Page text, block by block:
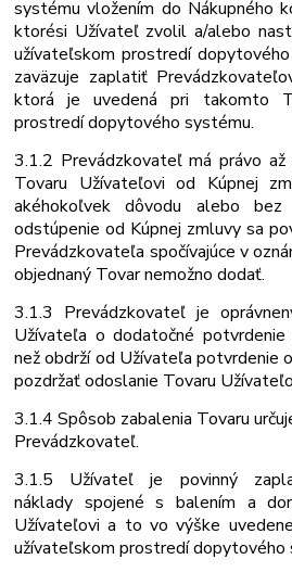
systému vložením do Nákupného
ktorési Užívateľ zvolil a/alebo
užívateľskomprostredí
zaväzuje zaplatiť
ktorá je uvedená pri takomto
prostredí dopytového systému.
3.1.2 Prevádzkovateľ má právo
Tovaru Užívateľovi od Kúpnej
akéhokoľvek dôvodu alebo bez
odstúpenie od Kúpnej zmluvy sa
Prevádzkovateľa spočívajúce v
objednaný Tovar nemožno dodať.
3.1.3 Prevádzkovateľ je
Užívateľa o dodatočné
než obdrží od Užívateľa potvrdenie
pozdržať odoslanie Tovaru
3.1.4 Spôsob zabalenia Tovaru
Prevádzkovateľ.
3.1.5 Užívateľ je povinný
náklady spojené s balením a
Užívateľovi a to vo výške
užívateľskom prostredí dopytového